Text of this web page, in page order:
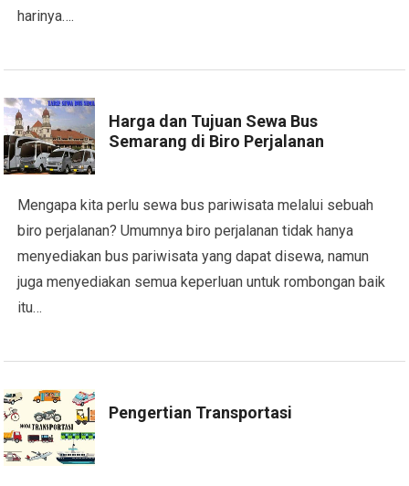
harinya….
Harga dan Tujuan Sewa Bus
Semarang di Biro Perjalanan
Mengapa kita perlu sewa bus pariwisata melalui sebuah
biro perjalanan? Umumnya biro perjalanan tidak hanya
menyediakan bus pariwisata yang dapat disewa, namun
juga menyediakan semua keperluan untuk rombongan baik
itu…
Pengertian Transportasi